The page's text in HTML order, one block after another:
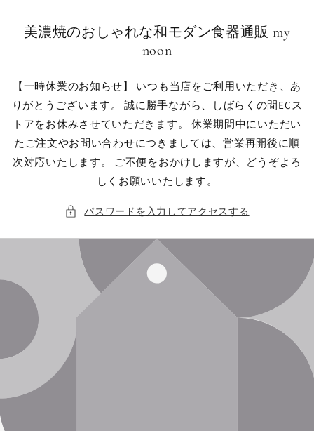
ツに進む
美濃焼のおしゃれな和モダン食器通販 my
noon
【一時休業のお知らせ】 いつも当店をご利用いただき、あ
りがとうございます。 誠に勝手ながら、しばらくの間ECス
トアをお休みさせていただきます。 休業期間中にいただい
たご注文やお問い合わせにつきましては、営業再開後に順
次対応いたします。 ご不便をおかけしますが、どうぞよろ
しくお願いいたします。
パスワードを入力してアクセスする